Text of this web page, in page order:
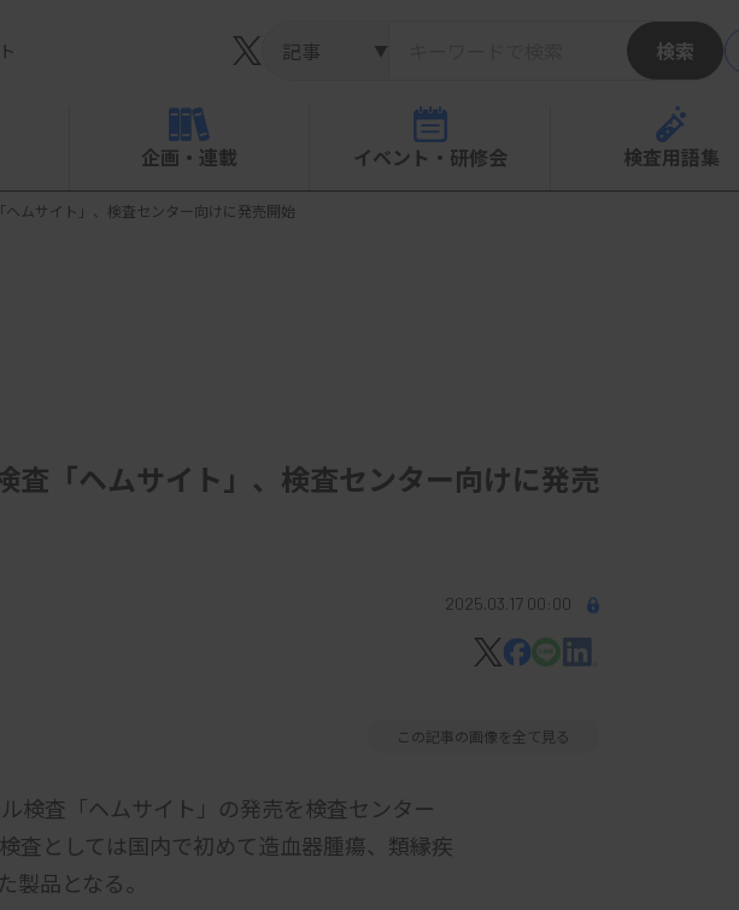
▼ 検索
企画・連載 イベント・研修会 検査用語集
ヘムサイト」、検査センター向けに発売開始
査「ヘムサイト」、検査センター向けに発売
2025.03.17 00:00
この記事の画像を全て見る
検査「ヘムサイト」の発売を検査センター
査としては国内で初めて造血器腫瘍、類縁疾
品となる。